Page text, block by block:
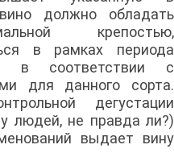
должно обладать
крепостью,
в рамках периода
в соответствии с
для данного сорта.
дегустации
людей, не правда ли?)
выдает вину